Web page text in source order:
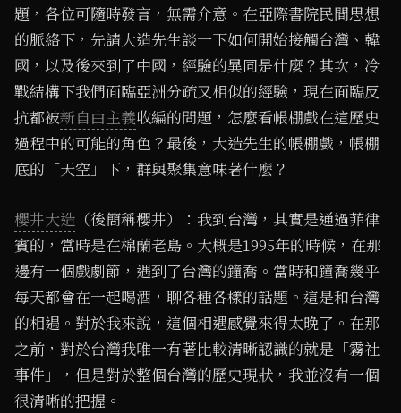
題，各位可隨時發言，無需介意。在亞際書院民間思想
的脈絡下，先請大造先生談一下如何開始接觸台灣、韓
國，以及後來到了中國，經驗的異同是什麼？其次，冷
戰結構下我們面臨亞洲分疏又相似的經驗，現在面臨反
抗都被新自由主義收編的問題，怎麼看帳棚戲在這歷史
過程中的可能的角色？最後，大造先生的帳棚戲，帳棚
底的「天空」下，群與聚集意味著什麼？
櫻井大造 （後簡稱櫻井）：我到台灣，其實是通過菲律
賓的，當時是在棉蘭老島。大概是1995年的時候，在那
邊有一個戲劇節，遇到了台灣的鐘喬。當時和鐘喬幾乎
每天都會在一起喝酒，聊各種各樣的話題。這是和台灣
的相遇。對於我來說，這個相遇感覺來得太晚了。在那
之前，對於台灣我唯一有著比較清晰認識的就是「霧社
事件」，但是對於整個台灣的歷史現狀，我並沒有一個
很清晰的把握。